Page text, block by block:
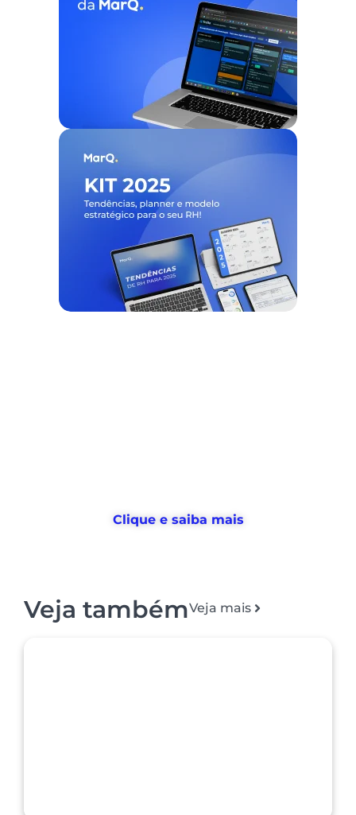
Clique e saiba mais
Veja tambémVeja mais